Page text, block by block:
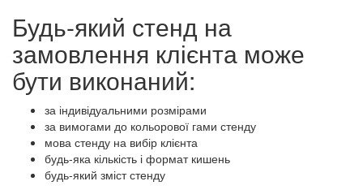
Будь-який стенд на
замовлення клієнта може
бути виконаний:
за індивідуальними розмірами
за вимогами до кольорової гами стенду
мова стенду на вибір клієнта
будь-яка кількість і формат кишень
будь-який зміст стенду